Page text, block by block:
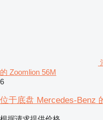
的 Zoomlion 56M
6
位于底盘 Mercedes-Benz